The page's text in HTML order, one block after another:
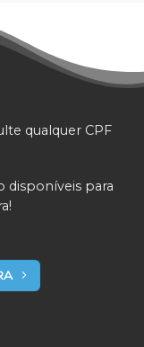
qualquer CPF
disponíveis para